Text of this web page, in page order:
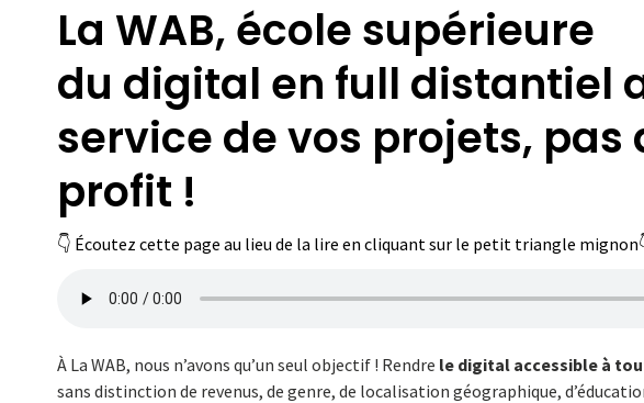
La WAB, école supérieure
du digital en full distantiel
service de vos projets, pas
profit !
👇 Écoutez cette page au lieu de la lire en cliquant sur le petit triangle
À La WAB, nous n’avons qu’un seul objectif ! Rendre le digital accessible à
sans distinction de revenus, de genre, de localisation géographique,